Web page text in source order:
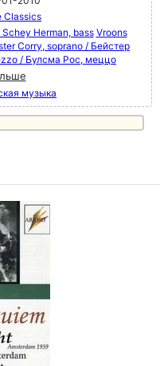
Classics
Herman, bass Vroons
Corry, soprano / Бейстер
/ Булсма Рос, меццо
музыка